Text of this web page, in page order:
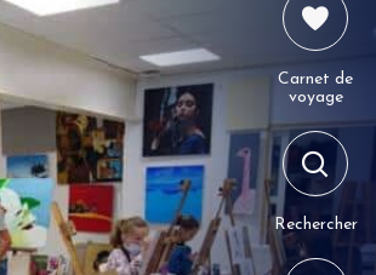
Carnet de
voyage
Rechercher